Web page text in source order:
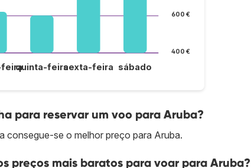
400 €
600 €
quinta-feirasexta-feira sábado
para reservar um voo para Aruba?
consegue-se o melhor preço para Aruba.
preços mais baratos para voar para Aruba?